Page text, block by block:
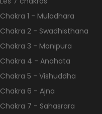
Chakra 1 - Muladhara
Chakra 2 - Swadhisthana
Chakra 3 - Manipura
Chakra 4 - Anahata
Chakra 5 - Vishuddha
Chakra 6 - Ajna
Chakra 7 - Sahasrara